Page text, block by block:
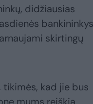
didžiausias
skirtingų
tikimės, kad jie bus
mums reiškia